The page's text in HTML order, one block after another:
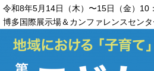
令和8年5月14日（木）〜15日（金）10
博多国際展示場＆カンファレンスセンタ